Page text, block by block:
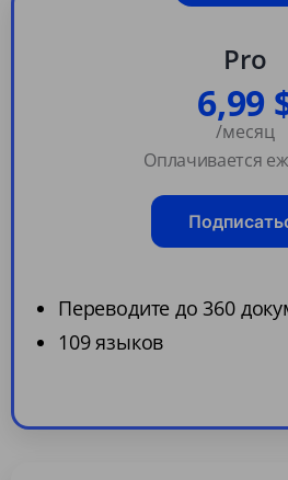
Pro
6,99
/месяц
Оплачивается
Переводите до 360
109 языков